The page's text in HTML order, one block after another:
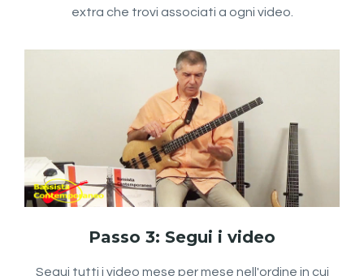
extra che trovi associati a ogni video.
Passo 3: Segui i video
Segui tutti i video mese per mese nell'ordine in cui